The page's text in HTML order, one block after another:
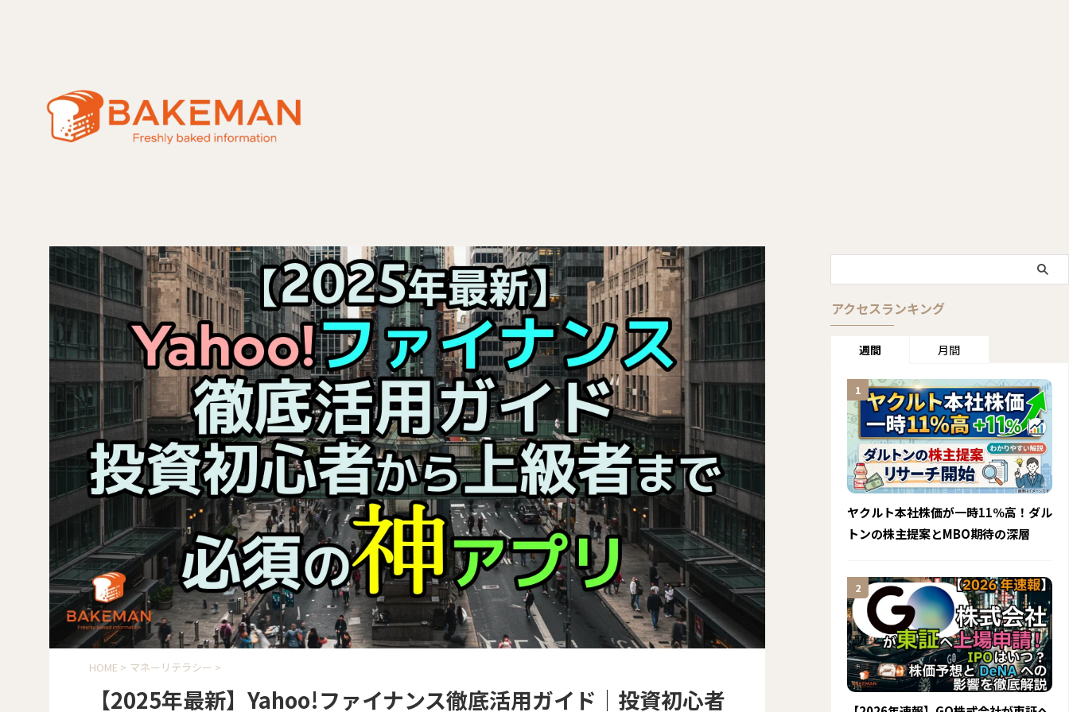
HOME > マネーリテラシー >
【2025年最新】Yahoo!ファイナンス徹底活用ガイド｜投資初心者
アクセスランキング
週間 月間
ヤクルト本社株価が一時11％高！ダル
トンの株主提案とMBO期待の深層